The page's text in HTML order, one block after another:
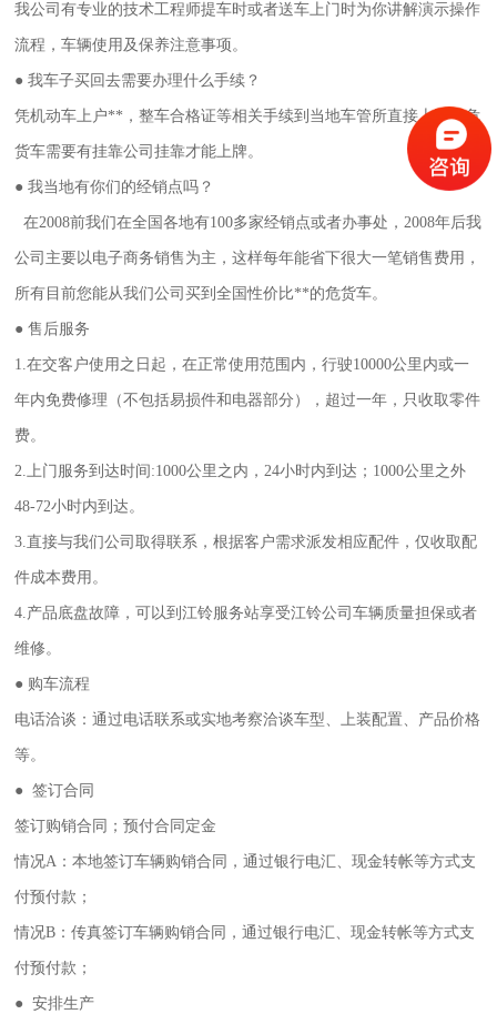
我公司有专业的技术工程师提车时或者送车上门时为你讲解演示操作
流程，车辆使用及保养注意事项。
● 我车子买回去需要办理什么手续？
凭机动车上户**，整车合格证等相关手续到当地车管所直接上牌。危
货车需要有挂靠公司挂靠才能上牌。
● 我当地有你们的经销点吗？
在2008前我们在全国各地有100多家经销点或者办事处，2008年后我
公司主要以电子商务销售为主，这样每年能省下很大一笔销售费用，
所有目前您能从我们公司买到全国性价比**的危货车。
● 售后服务
1.在交客户使用之日起，在正常使用范围内，行驶10000公里内或一
年内免费修理（不包括易损件和电器部分），超过一年，只收取零件
费。
2.上门服务到达时间:1000公里之内，24小时内到达；1000公里之外
48-72小时内到达。
3.直接与我们公司取得联系，根据客户需求派发相应配件，仅收取配
件成本费用。
4.产品底盘故障，可以到江铃服务站享受江铃公司车辆质量担保或者
维修。
● 购车流程
电话洽谈：通过电话联系或实地考察洽谈车型、上装配置、产品价格
等。
● 签订合同
签订购销合同；预付合同定金
情况A：本地签订车辆购销合同，通过银行电汇、现金转帐等方式支
付预付款；
情况B：传真签订车辆购销合同，通过银行电汇、现金转帐等方式支
付预付款；
● 安排生产